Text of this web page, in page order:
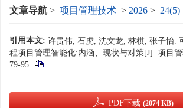
文章导航 > 项目管理技术 > 2026 > 24(5)
引用本文: 许贵伟, 石虎, 沈文龙, 林棋, 张子怡.
程项目管理智能化:内涵、现状与对策[J]. 项目
79-95.
PDF下载 (2074 KB)